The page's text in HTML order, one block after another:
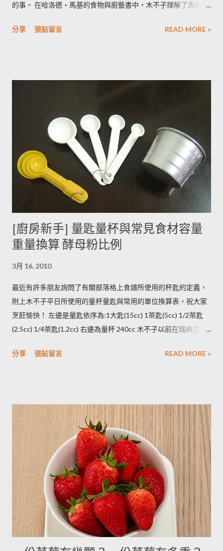
的事。 在哈洛德‧馬基的食物與廚藝書中，木不子理解了馬鈴薯
房知識！ ◆ 馬鈴薯有苦味正常嗎？ 正常。馬鈴薯以含有大量茄
含量超標的跡象。 此外在壓力環境下生長與光線曝曬環境，都可
能引起生物鹼含量倍增，甚至到正常量(每100公克馬鈴薯含2~15
毫克生物鹼)的三倍。 (書中提到的壓力環境下生長，木不子不是
很了解壓力環境的定義，歡迎有種植經驗的朋友分享。) ◆ 馬鈴
薯應該如何正確儲藏？ 1. 放在陰暗角落避免受光線照射持續增加
生物鹼。 2. 別放進冰箱冷藏，低溫冷藏儲存過的馬鈴薯，切開後
烹煮變黑的情形較常溫儲存的馬鈴薯嚴重。 2014/12/12修正，
木不子誤解《食物與廚藝 蔬果、香料、穀物》 P82~85的文字
意義，請大家掠過這段說法。自己的經驗是冰過的馬鈴薯煮完比
較容易發黑，但是目前還找不到相關的原因。歡迎大家提供。 3.
淨蒸熟，接著再依據料理需求切塊或壓泥分裝，送入冷凍庫冷
凍。必須注意的是，在馬鈴薯冷凍的過程，水分會與澱粉脫離，
所以解凍馬鈴薯塊時馬鈴薯會出水，不同的馬鈴薯品種，出水程
度不同，可依料理需求選擇；冷凍庫的幸福生活提案一書提到：
將馬鈴薯壓成泥，可以改善馬鈴薯解凍後水水軟軟的狀態。木不
被附近的馬鈴薯泥吸收。 2014/12/12補充from Patty： 1.新鮮現
落擺放三個月。...
分享 張貼留言 READ MORE »
[廚房新手] 量匙量杯與常見食材容量
重量換算 酵母粉比例
3月 16, 2010
最近有許多朋友詢問了有關部落格上食譜所使用的杯匙的定義，
附上木不子平日所使用的量杯量匙與常用的單位換算表，祝大家
烹飪愉快！ 左邊是量匙依序為:1大匙(15cc) 1茶匙(5cc) 1/2茶匙
(2.5cc) 1/4茶匙(1.2cc) 右邊為量杯 240cc 木不子以前在瑞典念書
用材料容量重量換算表 名稱 1 小匙 (1t) 1 大匙(1T) 1 杯(1cup)
3.9g --------- --------- 可可粉 2g 6g 80g 乾酵母 3.3g 10g --------- 吉
利丁粉 3.3g 10g 細鹽 4.3g 13g ---------- 細砂糖 4g 13g 170g 粗砂
糖 4g 13g 170g 糖粉 2g 6g 100g 蜂蜜 7g 22g 290g 沙拉油 4g
14g 190g 鮮奶油 5g 15g 200g 奶油 4.5g 14g 205g 酥油 4g 13g
180g 牛奶 6g 17g 210g 煉乳 6g 17.5g 240g 優格 5g 15g 210g 清
水 5g 15g 200g 可可粉 2g 6g 80g 即溶咖啡 2g 6g 70g 葡萄乾 ----
- ------- 170g 引用自 Mami的魔法廚房 ...
分享 張貼留言 READ MORE »